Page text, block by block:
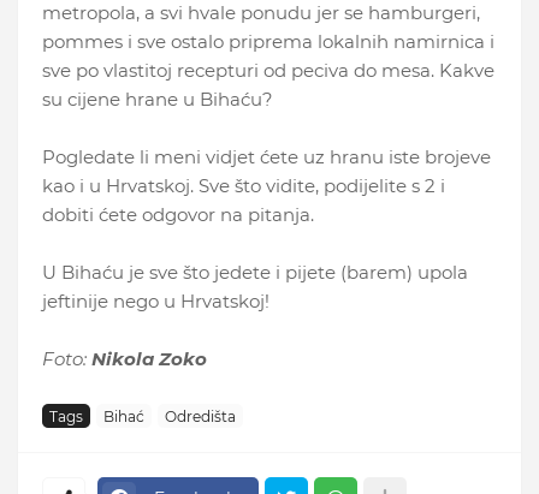
metropola, a svi hvale ponudu jer se hamburgeri,
pommes i sve ostalo priprema lokalnih namirnica i
sve po vlastitoj recepturi od peciva do mesa. Kakve
su cijene hrane u Bihaću?
Pogledate li meni vidjet ćete uz hranu iste brojeve
kao i u Hrvatskoj. Sve što vidite, podijelite s 2 i
dobiti ćete odgovor na pitanja.
U Bihaću je sve što jedete i pijete (barem) upola
jeftinije nego u Hrvatskoj!
Foto: Nikola Zoko
Tags Bihać Odredišta